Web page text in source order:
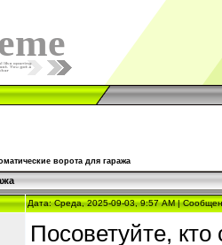
ворота для гаража
Дата: Среда, 2025-09-03, 9:57 AM |
Посоветуйте,